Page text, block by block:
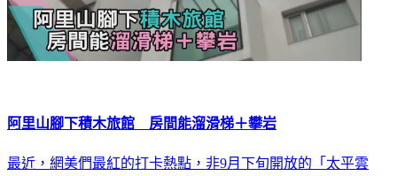
阿里山腳下積木旅館 房間能溜滑梯＋攀岩
最近，網美們最紅的打卡熱點，非9月下旬開放的「太平雲